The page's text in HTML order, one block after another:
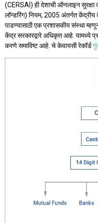
(CERSAI) ही देशाची ऑनलाइन
लॉन्डरिंग) नियम, 2005 अंतर्गत केंद्रीय
पाडण्यासाठी एक प्रशासकीय संस्था
केंद्र सरकारद्वारे अधिकृत आहे. यामध्ये
करणे समाविष्ट आहे. चे केवायसी रेकॉर्ड